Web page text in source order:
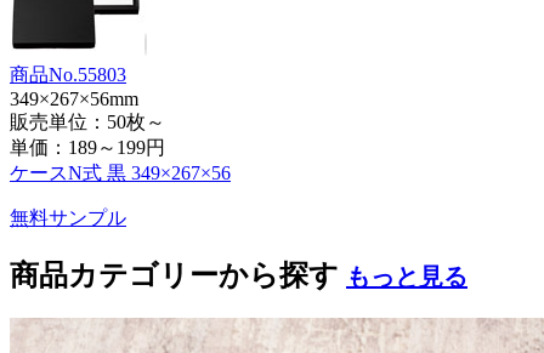
商品No.55803
349×267×56mm
販売単位：50枚～
単価： 189～199円
ケースN式 黒 349×267×56
無料サンプル
商品カテゴリーから探す もっと見る